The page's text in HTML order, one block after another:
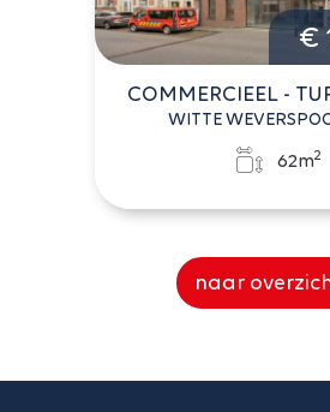
€
COMMERCIEEL -
WITTE
62m2
naar